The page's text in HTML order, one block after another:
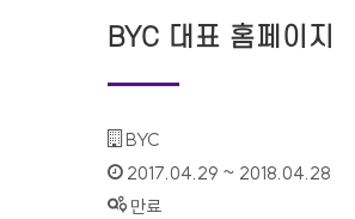
BYC 대표 홈페이지
기관명 :
BYC
인증기간 :
2017.04.29 ~ 2018.04.28
상태 :
만료